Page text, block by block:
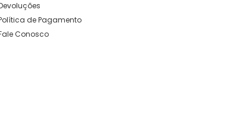
de Pagamento
Conosco